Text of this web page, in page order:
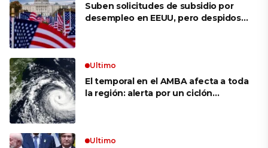
Suben solicitudes de subsidio por
desempleo en EEUU, pero despidos
Ultimo
El temporal en el AMBA afecta a toda
la región: alerta por un ciclón
Ultimo